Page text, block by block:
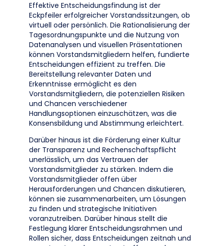
Effektive Entscheidungsfindung ist der
Eckpfeiler erfolgreicher Vorstandssitzungen, ob
virtuell oder persönlich. Die Rationalisierung der
Tagesordnungspunkte und die Nutzung von
Datenanalysen und visuellen Präsentationen
können Vorstandsmitgliedern helfen, fundierte
Entscheidungen effizient zu treffen. Die
Bereitstellung relevanter Daten und
Erkenntnisse ermöglicht es den
Vorstandsmitgliedern, die potenziellen Risiken
und Chancen verschiedener
Handlungsoptionen einzuschätzen, was die
Konsensbildung und Abstimmung erleichtert.
Darüber hinaus ist die Förderung einer Kultur
der Transparenz und Rechenschaftspflicht
unerlässlich, um das Vertrauen der
Vorstandsmitglieder zu stärken. Indem die
Vorstandsmitglieder offen über
Herausforderungen und Chancen diskutieren,
können sie zusammenarbeiten, um Lösungen
zu finden und strategische Initiativen
voranzutreiben. Darüber hinaus stellt die
Festlegung klarer Entscheidungsrahmen und
Rollen sicher, dass Entscheidungen zeitnah und